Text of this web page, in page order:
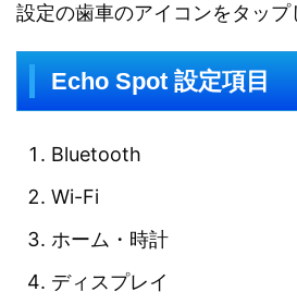
設定の歯車のアイコンをタップ
Echo Spot 設定項目
Bluetooth
Wi-Fi
ホーム・時計
ディスプレイ